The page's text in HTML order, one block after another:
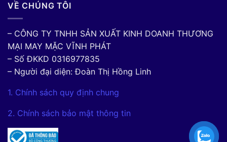
VỀ CHÚNG TÔI
– CÔNG TY TNHH SẢN XUẤT KINH DOANH THƯƠNG
MẠI MAY MẶC VĨNH PHÁT
– Số ĐKKD 0316977835
– Người đại diện: Đoàn Thị Hồng Linh
1. Chính sách quy định chung
2. Chính sách bảo mật thông tin